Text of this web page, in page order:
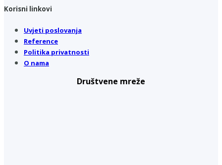
Korisni linkovi
Uvjeti poslovanja
Reference
Politika privatnosti
O nama
Društvene mreže